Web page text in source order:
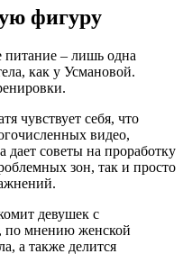
фигуру
– лишь одна
как у Усмановой.
чувствует себя, что
видео,
дает советы на проработку
зон, так и просто
девушек с
по мнению женской
а также делится